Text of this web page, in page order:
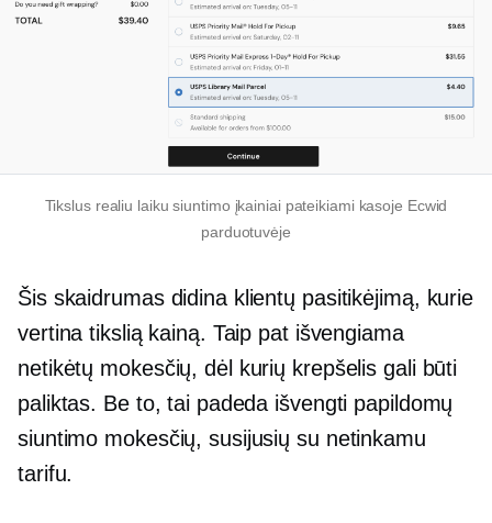
Tikslus realiu laiku siuntimo įkainiai pateikiami kasoje Ecwid
parduotuvėje
Šis skaidrumas didina klientų pasitikėjimą, kurie
vertina tikslią kainą. Taip pat išvengiama
netikėtų mokesčių, dėl kurių krepšelis gali būti
paliktas. Be to, tai padeda išvengti papildomų
siuntimo mokesčių, susijusių su netinkamu
tarifu.